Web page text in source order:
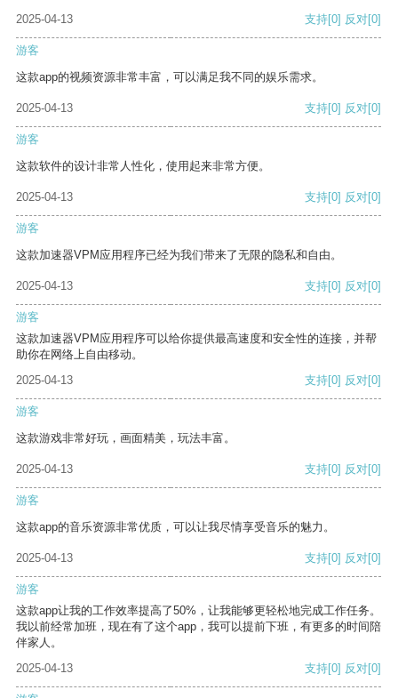
2025-04-13
支持[0] 反对[0]
游客
这款app的视频资源非常丰富，可以满足我不同的娱乐需求。
2025-04-13 支持[0] 反对[0]
游客
这款软件的设计非常人性化，使用起来非常方便。
2025-04-13 支持[0] 反对[0]
游客
这款加速器VPM应用程序已经为我们带来了无限的隐私和自由。
2025-04-13 支持[0] 反对[0]
游客
这款加速器VPM应用程序可以给你提供最高速度和安全性的连接，并帮
助你在网络上自由移动。
2025-04-13
支持[0] 反对[0]
游客
这款游戏非常好玩，画面精美，玩法丰富。
2025-04-13 支持[0] 反对[0]
游客
这款app的音乐资源非常优质，可以让我尽情享受音乐的魅力。
2025-04-13 支持[0] 反对[0]
游客
这款app让我的工作效率提高了50%，让我能够更轻松地完成工作任务。
我以前经常加班，现在有了这个app，我可以提前下班，有更多的时间陪
伴家人。
2025-04-13
支持[0] 反对[0]